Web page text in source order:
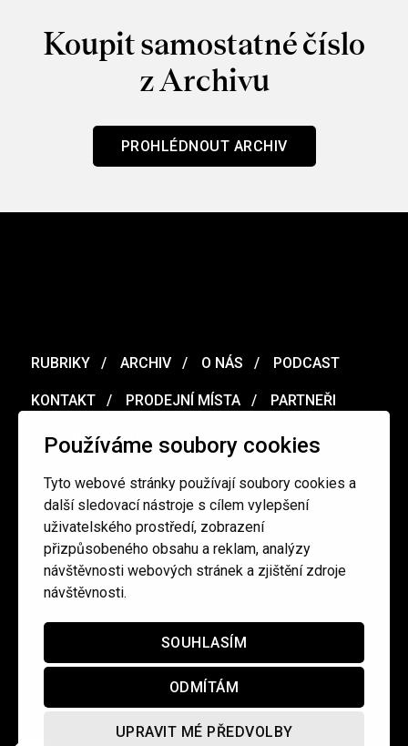
Používáme soubory cookies
Tyto webové stránky používají soubory cookies a
další sledovací nástroje s cílem vylepšení
uživatelského prostředí, zobrazení
přizpůsobeného obsahu a reklam, analýzy
návštěvnosti webových stránek a zjištění zdroje
návštěvnosti.
SOUHLASÍM
ODMÍTÁM
UPRAVIT MÉ PŘEDVOLBY
Koupit samostatné číslo
z Archivu
PROHLÉDNOUT ARCHIV
RUBRIKY ARCHIV O NÁS PODCAST
KONTAKT PRODEJNÍ MÍSTA PARTNEŘI
MERCH VOUCHER
Ochrana osobních údajů / Obchodní podmínky
redakce@cinepur.cz